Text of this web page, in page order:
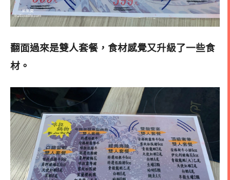
翻面過來是雙人套餐，食材感覺又升級了一些食
材。